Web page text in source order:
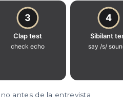
antes de la entrevista